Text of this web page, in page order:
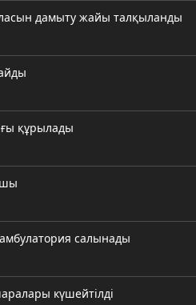
дамыту жайы талқыланды
құрылады
салынады
күшейтілді